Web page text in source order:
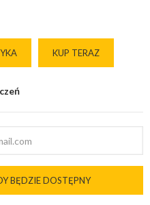
KUP TERAZ
BĘDZIE DOSTĘPNY